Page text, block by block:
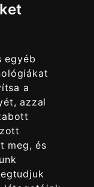
egyéb
a
azzal
meg, és